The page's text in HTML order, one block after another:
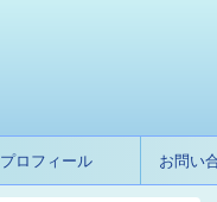
プロフィール お問い